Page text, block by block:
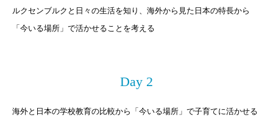
ルクセンブルクと日々の生活を知り、海外から見た日本の特長から
「今いる場所」で活かせることを考える
Day 2
海外と日本の学校教育の比較から「今いる場所」で子育てに活かせる